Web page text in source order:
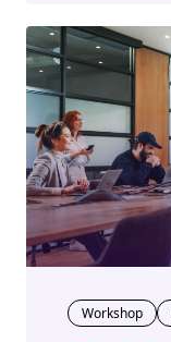
Workshop